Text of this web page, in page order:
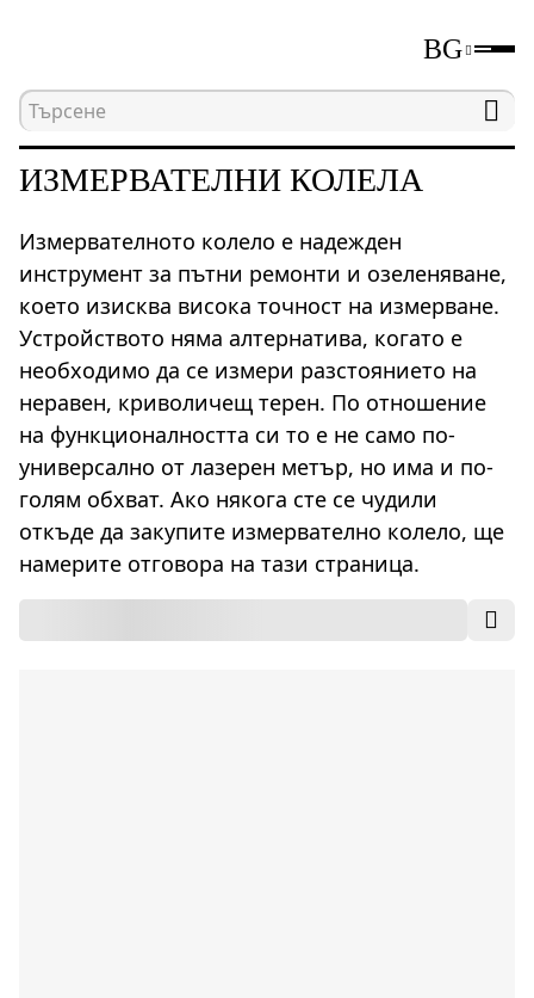
BG
Начална страница Измервателни
ИЗМЕРВАТЕЛНИ КОЛЕЛА
Измервателното колело е надежден
инструмент за пътни ремонти и озеленяване,
което изисква висока точност на измерване.
Устройството няма алтернатива, когато е
необходимо да се измери разстоянието на
неравен, криволичещ терен. По отношение
на функционалността си то е не само по-
универсално от лазерен метър, но има и по-
голям обхват. Ако някога сте се чудили
откъде да закупите измервателно колело, ще
намерите отговора на тази страница.